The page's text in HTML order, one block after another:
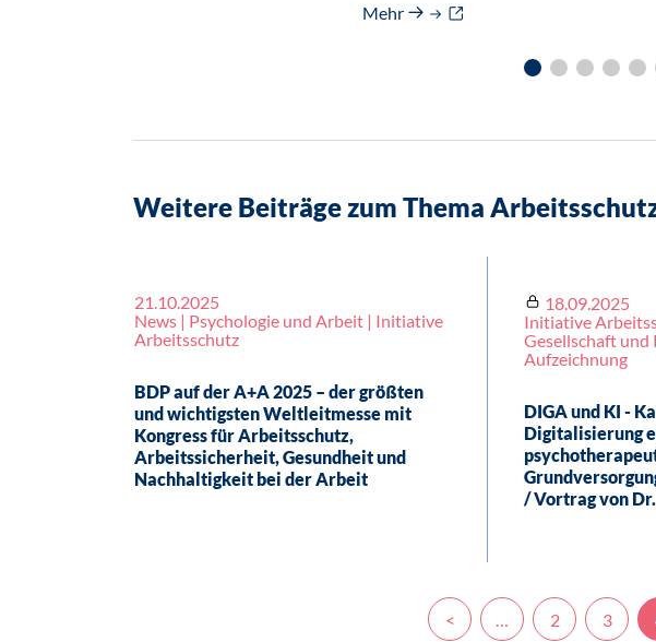
Mehr
Weitere Beiträge zum Thema
21.10.2025
News | Psychologie und Arbeit | Initiative
Arbeitsschutz
BDP auf der A+A 2025 – der größten
und wichtigsten Weltleitmesse mit
Kongress für Arbeitsschutz,
Arbeitssicherheit, Gesundheit und
Nachhaltigkeit bei der Arbeit
18.09.2025
Initiative
Gesellschaft und
Aufzeichnung
DIGA und KI -
Digitalisierung
/ Vortrag von
< 2 3